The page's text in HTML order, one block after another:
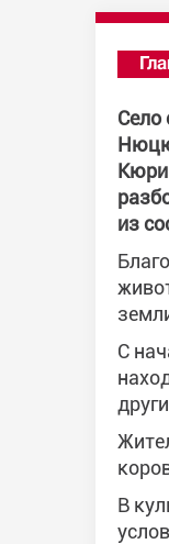
Село
из
С
В